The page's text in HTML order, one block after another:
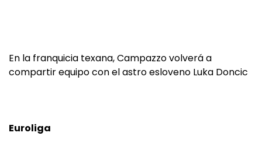
En la franquicia texana, Campazzo volverá a
compartir equipo con el astro esloveno Luka Doncic
Euroliga